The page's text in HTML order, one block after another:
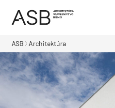
ASB Architektúra